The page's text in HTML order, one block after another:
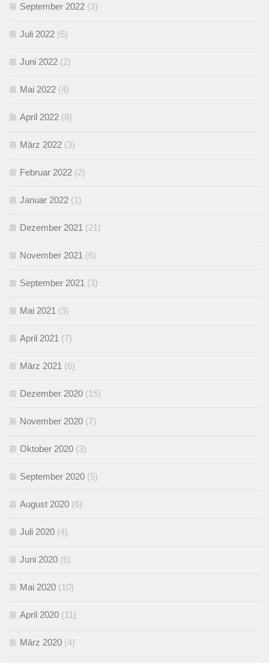
September 2022 (3)
Juli 2022 (6)
Juni 2022 (2)
Mai 2022 (4)
April 2022 (8)
März 2022 (3)
Februar 2022 (2)
Januar 2022 (1)
Dezember 2021 (21)
November 2021 (6)
September 2021 (3)
Mai 2021 (9)
April 2021 (7)
März 2021 (6)
Dezember 2020 (15)
November 2020 (7)
Oktober 2020 (3)
September 2020 (5)
August 2020 (6)
Juli 2020 (4)
Juni 2020 (6)
Mai 2020 (10)
April 2020 (11)
März 2020 (4)